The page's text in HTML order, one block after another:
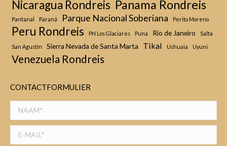
Nicaragua Rondreis Panama Rondreis
Pantanal Paraná Parque Nacional Soberiana Perito Moreno
Peru Rondreis PN Los Glaciares Puna Rio de Janeiro
Salta
San Agustín
Sierra Nevada de Santa Marta Tikal Ushuaia Uyuni
Venezuela Rondreis
CONTACTFORMULIER